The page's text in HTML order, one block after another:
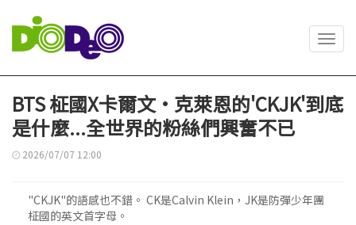
BTS 柾國X卡爾文·克萊恩的'CKJK'到底
是什麼...全世界的粉絲們興奮不已
2026/07/07 12:00
"CKJK"的語感也不錯。 CK是Calvin Klein，JK是防彈少年團
柾國的英文首字母。